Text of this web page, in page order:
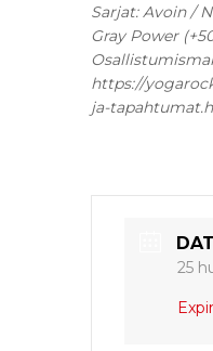
Sarjat: Avoin /
Gray Power
https://
ja-
25